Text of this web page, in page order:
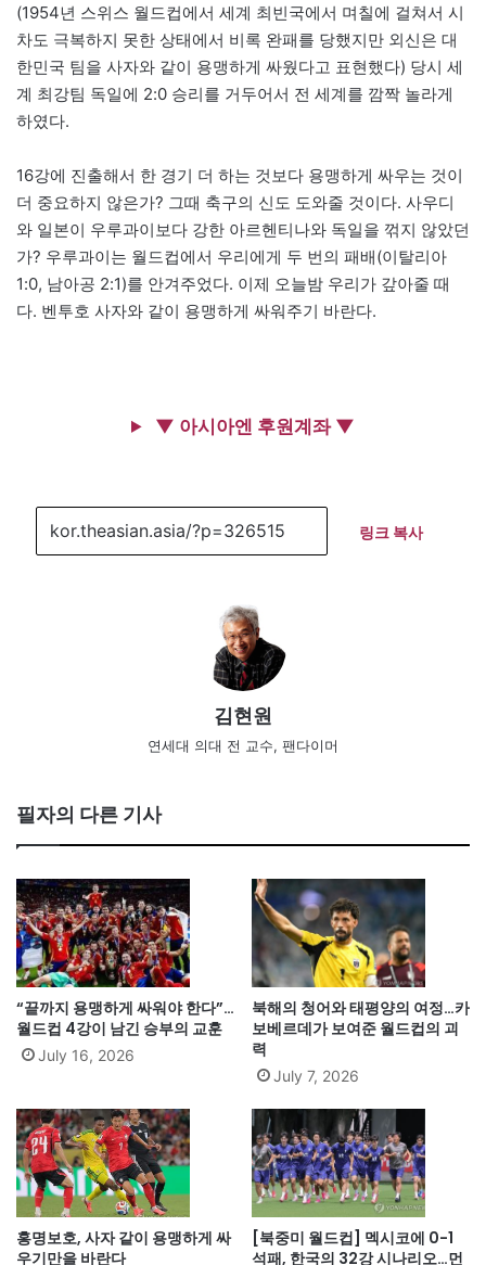
(1954년 스위스 월드컵에서 세계 최빈국에서 며칠에 걸쳐서 시
차도 극복하지 못한 상태에서 비록 완패를 당했지만 외신은 대
한민국 팀을 사자와 같이 용맹하게 싸웠다고 표현했다) 당시 세
계 최강팀 독일에 2:0 승리를 거두어서 전 세계를 깜짝 놀라게
하였다.
16강에 진출해서 한 경기 더 하는 것보다 용맹하게 싸우는 것이
더 중요하지 않은가? 그때 축구의 신도 도와줄 것이다. 사우디
와 일본이 우루과이보다 강한 아르헨티나와 독일을 꺾지 않았던
가? 우루과이는 월드컵에서 우리에게 두 번의 패배(이탈리아
1:0, 남아공 2:1)를 안겨주었다. 이제 오늘밤 우리가 갚아줄 때
다. 벤투호 사자와 같이 용맹하게 싸워주기 바란다.
▼ 아시아엔 후원계좌 ▼
링크 복사
김현원
연세대 의대 전 교수, 팬다이머
필자의 다른 기사
“끝까지 용맹하게 싸워야 한다”…
월드컵 4강이 남긴 승부의 교훈
July 16, 2026
북해의 청어와 태평양의 여정…카
보베르데가 보여준 월드컵의 괴
력
July 7, 2026
홍명보호, 사자 같이 용맹하게 싸
우기만을 바란다
[북중미 월드컵] 멕시코에 0-1
석패, 한국의 32강 시나리오…먼